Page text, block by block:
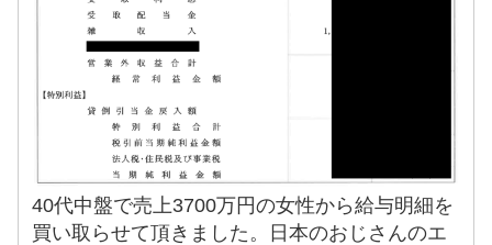
40代中盤で売上3700万円の女性から給与明細を
買い取らせて頂きました。日本のおじさんのエ